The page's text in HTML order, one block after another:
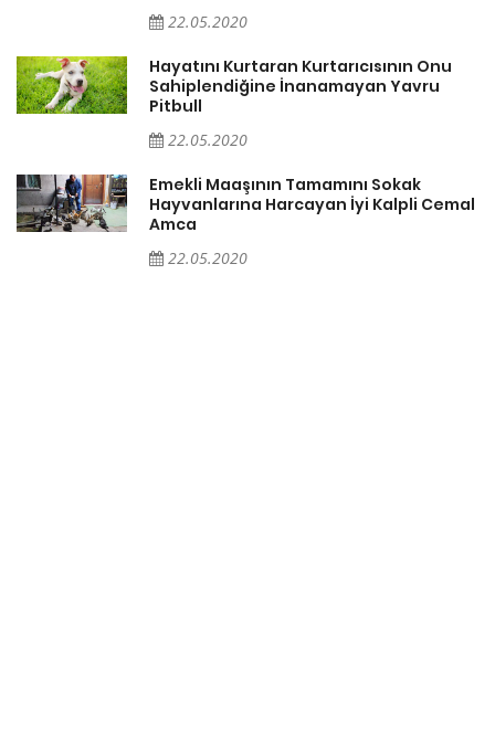
22.05.2020
Hayatını Kurtaran Kurtarıcısının Onu
Sahiplendiğine İnanamayan Yavru
Pitbull
22.05.2020
Emekli Maaşının Tamamını Sokak
Hayvanlarına Harcayan İyi Kalpli Cemal
Amca
22.05.2020